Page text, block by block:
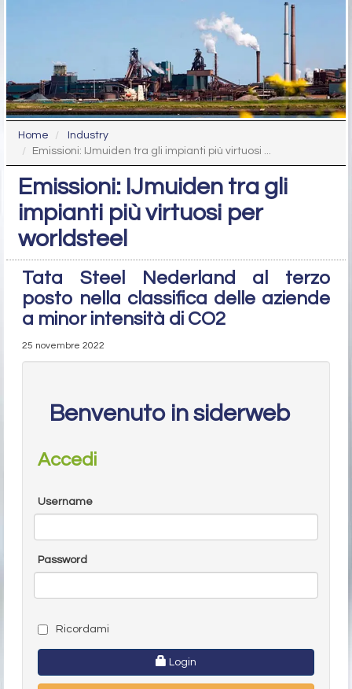
Home
Industry
Emissioni: IJmuiden tra gli impianti più virtuosi ...
Emissioni: IJmuiden tra gli
impianti più virtuosi per
worldsteel
Tata Steel Nederland al terzo
posto nella classifica delle aziende
a minor intensità di CO2
25 novembre 2022
Benvenuto in siderweb
Accedi
Username
Password
Ricordami
Login